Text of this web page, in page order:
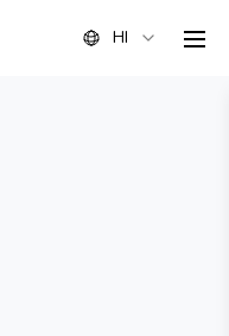
HI